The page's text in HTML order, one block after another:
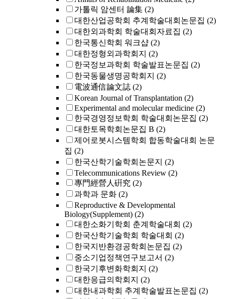
가톨릭 암센터 論集 (2)
대한산업공학회 추계학술대회논문집 (2)
대한외과학회 학술대회자료집 (2)
한국통신학회 워크샵 (2)
대한정형외과학회지 (2)
한국정보과학회 학술발표논문집 (2)
한국동물생명공학회지 (2)
電波通信論文誌 (2)
Korean Journal of Transplantation (2)
Experimental and molecular medicine (2)
한국경영정보학회 학술대회논문집 (2)
대한토목학회논문집 B (2)
제어로봇시스템학회 합동학술대회 논문
집 (2)
한국산학기술학회논문지 (2)
Telecommunications Review (2)
專門經營人硏究 (2)
과학과 문화 (2)
Reproductive & Developmental
Biology(Supplement) (2)
대한소화기학회 춘계학술대회 (2)
한국산학기술학회 학술대회 (2)
한국지반환경공학회논문집 (2)
중소기업정책연구보고서 (2)
한국기후변화학회지 (2)
대한응급의학회지 (2)
대한내과학회 추계학술발표논문집 (2)